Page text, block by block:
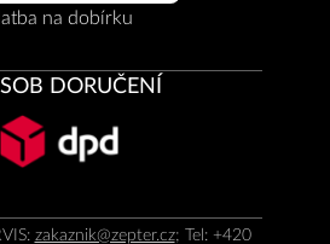
na dobírku
DORUČENÍ
zakaznik@zepter.cz; Tel: +420